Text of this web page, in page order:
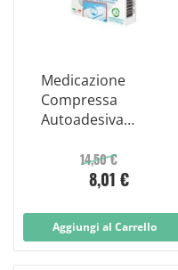
Medicazione
Compressa
Autoadesiva
Ipoallergenica
Aerata Master-aid
3 Pezzi
14,50 €
8,01 €
Aggiungi al Carrello